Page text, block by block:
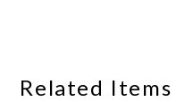
Related Items